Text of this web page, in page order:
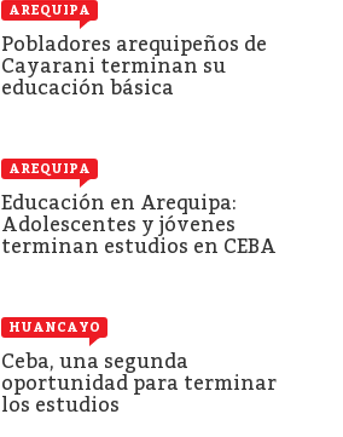
AREQUIPA
Pobladores arequipeños de
Cayarani terminan su
educación básica
AREQUIPA
Educación en Arequipa:
Adolescentes y jóvenes
terminan estudios en CEBA
HUANCAYO
Ceba, una segunda
oportunidad para terminar
los estudios